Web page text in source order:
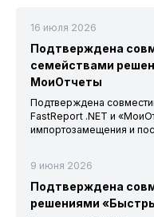
16 июля 2026
Подтверждена
семействами
МоиОтчеты
Подтверждена
FastReport .NET и
импортозамещения и
9 июня 2026
Подтверждена
решениями